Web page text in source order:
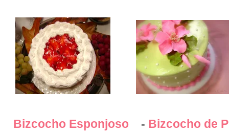
Bizcocho Esponjoso - Bizcocho de